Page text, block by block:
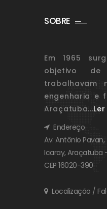
SOBRE
Em 1965
objetivo
trabalhavam
engenharia e
Araçatuba...
Endereço
Av. Antônio Pavan,
Icaray, Araçatuba
CEP 16020-390
Localização /